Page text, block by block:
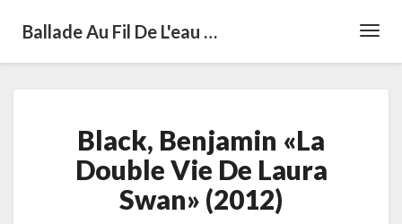
Ballade Au Fil De L'eau …
Benjamin
«La
Double
Vie
De
Black, Benjamin «La
Double Vie De Laura
Swan» (2012)